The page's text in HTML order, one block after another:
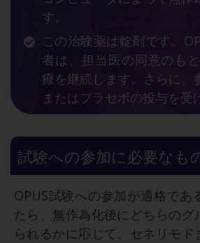
す。
この治験薬は錠剤です。
者は、担当医の同意のも
療を継続します。さらに、
またはプラセボの投与を受
試験への参加に必要なも
OPUS試験への参加が適格であ
たら、無作為化後にどちらのグ
られるかに応じて、セネリモド